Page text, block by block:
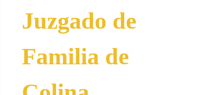
Juzgado de
Familia de